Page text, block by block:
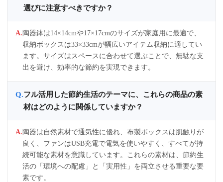
選びに注意すべきですか？
陶器鉢は14×14cmや17×17cmのサイズが家庭用に最適で、
収納ボックスは33×33cmが幅広いアイテム収納に適してい
ます。サイズはスペースに合わせて選ぶことで、無駄な支
出を避け、効率的な節約を実現できます。
フル活用した節約生活のテーマに、これらの商品の素
材はどのように関係していますか？
陶器は自然素材で通気性に優れ、布製ボックスは肌触りが
良く、ファンはUSB充電で電気を使いやすく、すべてが持
続可能な素材を意識しています。これらの素材は、節約生
活の「環境への配慮」と「実用性」を両立させる重要な要
素です。